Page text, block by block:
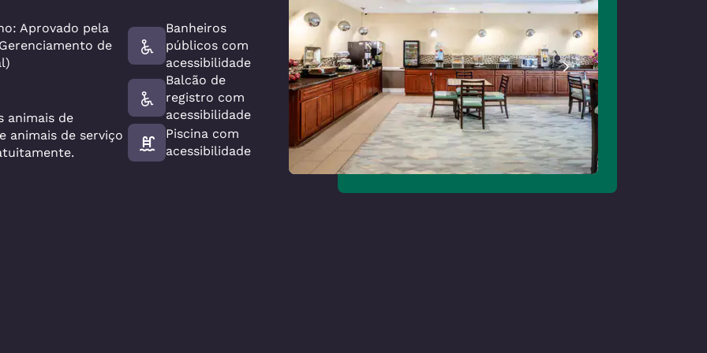
Aprovado pela
de
animais de
animais de serviço
Banheiros
públicos com
acessibilidade
Balcão de
registro com
acessibilidade
Piscina com
acessibilidade